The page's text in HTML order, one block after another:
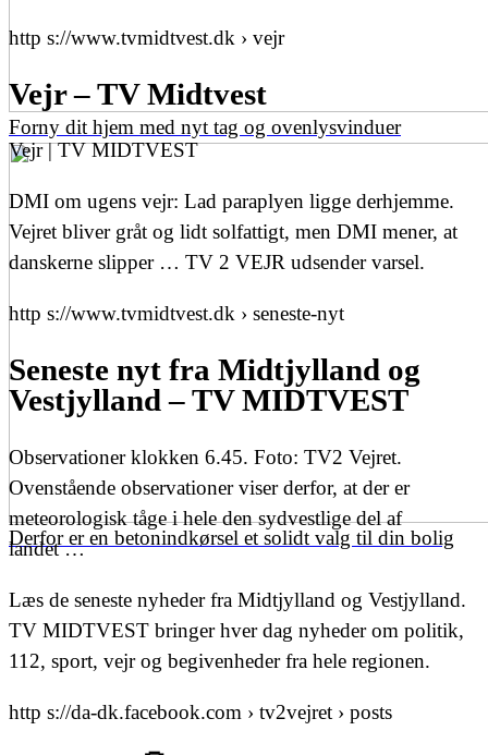
Forny dit hjem med nyt tag og ovenlysvinduer
Derfor er en betonindkørsel et solidt valg til din bolig
http s://www.tvmidtvest.dk › vejr
Vejr – TV Midtvest
Vejr | TV MIDTVEST
DMI om ugens vejr: Lad paraplyen ligge derhjemme.
Vejret bliver gråt og lidt solfattigt, men DMI mener, at
danskerne slipper … TV 2 VEJR udsender varsel.
http s://www.tvmidtvest.dk › seneste-nyt
Seneste nyt fra Midtjylland og
Vestjylland – TV MIDTVEST
Observationer klokken 6.45. Foto: TV2 Vejret.
Ovenstående observationer viser derfor, at der er
meteorologisk tåge i hele den sydvestlige del af
landet …
Læs de seneste nyheder fra Midtjylland og Vestjylland.
TV MIDTVEST bringer hver dag nyheder om politik,
112, sport, vejr og begivenheder fra hele regionen.
http s://da-dk.facebook.com › tv2vejret › posts